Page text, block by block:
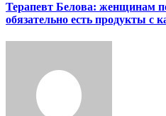
Терапевт Белова: женщинам
обязательно есть продукты с